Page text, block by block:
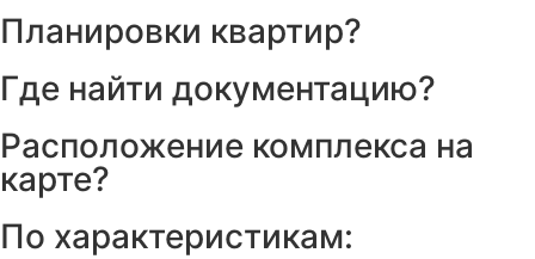
Планировки квартир?
Где найти документацию?
Расположение комплекса на
карте?
По характеристикам: